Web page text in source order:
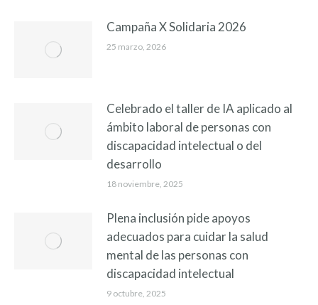
Campaña X Solidaria 2026
25 marzo, 2026
Celebrado el taller de IA aplicado al
ámbito laboral de personas con
discapacidad intelectual o del
desarrollo
18 noviembre, 2025
Plena inclusión pide apoyos
adecuados para cuidar la salud
mental de las personas con
discapacidad intelectual
9 octubre, 2025